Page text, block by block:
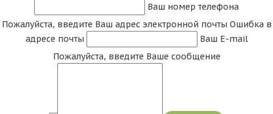
Ваш номер телефона
Пожалуйста, введите Ваш адрес электронной почты Ошибка в
адресе почты
Ваш E-mail
Пожалуйста, введите Ваше сообщение